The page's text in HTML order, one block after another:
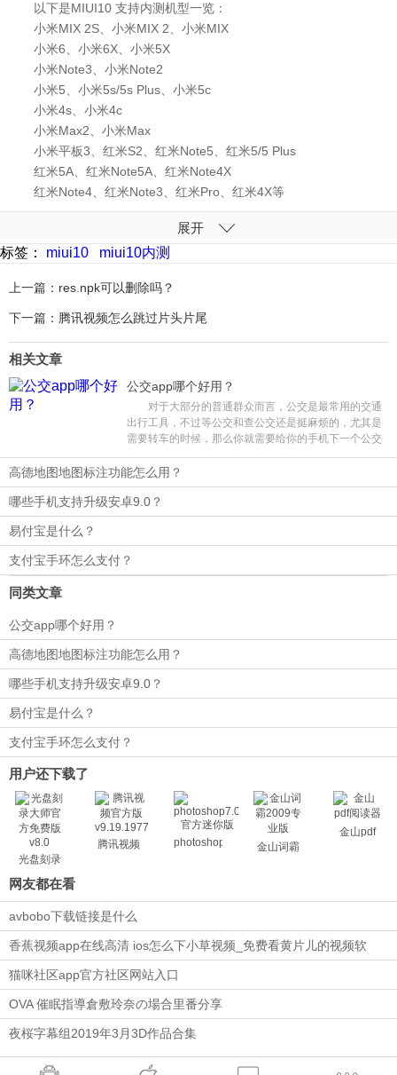
以下是MIUI10 支持内测机型一览：
小米MIX 2S、小米MIX 2、小米MIX
小米6、小米6X、小米5X
小米Note3、小米Note2
小米5、小米5s/5s Plus、小米5c
小米4s、小米4c
小米Max2、小米Max
小米平板3、红米S2、红米Note5、红米5/5 Plus
红米5A、红米Note5A、红米Note4X
红米Note4、红米Note3、红米Pro、红米4X等
展开
标签：
miui10 miui10内测
上一篇：res.npk可以删除吗？
下一篇：腾讯视频怎么跳过片头片尾
相关文章
公交app哪个好用？
对于大部分的普通群众而言，公交是最常用的交通
出行工具，不过等公交和查公交还是挺麻烦的，尤其是
需要转车的时候，那么你就需要给你的手机下一个公交
app了，既可以查公交车到站，还能给出相应的乘坐方
案，十分方便。那么公交app哪个好用呢?
高德地图地图标注功能怎么用？
哪些手机支持升级安卓9.0？
易付宝是什么？
支付宝手环怎么支付？
同类文章
公交app哪个好用？
高德地图地图标注功能怎么用？
哪些手机支持升级安卓9.0？
易付宝是什么？
支付宝手环怎么支付？
用户还下载了
光盘刻录
大师
腾讯视频 photoshop7.0 金山词霸
金山pdf
网友都在看
avbobo下载链接是什么
香蕉视频app在线高清 ios怎么下小草视频_免费看黄片儿的视频软
件。
猫咪社区app官方社区网站入口
OVA 催眠指導倉敷玲奈の場合里番分享
夜桜字幕组2019年3月3D作品合集